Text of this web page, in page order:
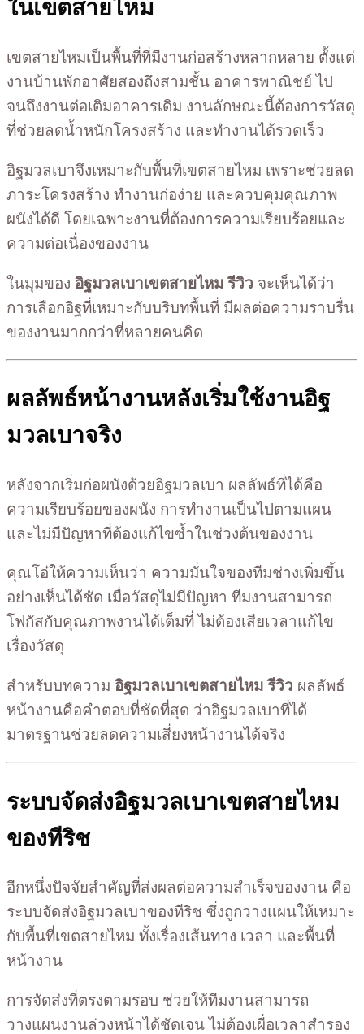
ในเขตสายไหม
เขตสายไหมเป็นพื้นที่ที่มีงานก่อสร้างหลากหลาย ตั้งแต่
งานบ้านพักอาศัยสองถึงสามชั้น อาคารพาณิชย์ ไป
จนถึงงานต่อเติมอาคารเดิม งานลักษณะนี้ต้องการวัสดุ
ที่ช่วยลดน้ำหนักโครงสร้าง และทำงานได้รวดเร็ว
อิฐมวลเบาจึงเหมาะกับพื้นที่เขตสายไหม เพราะช่วยลด
ภาระโครงสร้าง ทำงานก่อง่าย และควบคุมคุณภาพ
ผนังได้ดี โดยเฉพาะงานที่ต้องการความเรียบร้อยและ
ความต่อเนื่องของงาน
ในมุมของ อิฐมวลเบาเขตสายไหม รีวิว จะเห็นได้ว่า
การเลือกอิฐที่เหมาะกับบริบทพื้นที่ มีผลต่อความราบรื่น
ของงานมากกว่าที่หลายคนคิด
ผลลัพธ์หน้างานหลังเริ่มใช้งานอิฐ
มวลเบาจริง
หลังจากเริ่มก่อผนังด้วยอิฐมวลเบา ผลลัพธ์ที่ได้คือ
ความเรียบร้อยของผนัง การทำงานเป็นไปตามแผน
และไม่มีปัญหาที่ต้องแก้ไขซ้ำในช่วงต้นของงาน
คุณโอ๋ให้ความเห็นว่า ความมั่นใจของทีมช่างเพิ่มขึ้น
อย่างเห็นได้ชัด เมื่อวัสดุไม่มีปัญหา ทีมงานสามารถ
โฟกัสกับคุณภาพงานได้เต็มที่ ไม่ต้องเสียเวลาแก้ไข
เรื่องวัสดุ
สำหรับบทความ อิฐมวลเบาเขตสายไหม รีวิว ผลลัพธ์
หน้างานคือคำตอบที่ชัดที่สุด ว่าอิฐมวลเบาที่ได้
มาตรฐานช่วยลดความเสี่ยงหน้างานได้จริง
ระบบจัดส่งอิฐมวลเบาเขตสายไหม
ของทีริช
อีกหนึ่งปัจจัยสำคัญที่ส่งผลต่อความสำเร็จของงาน คือ
ระบบจัดส่งอิฐมวลเบาของทีริช ซึ่งถูกวางแผนให้เหมาะ
กับพื้นที่เขตสายไหม ทั้งเรื่องเส้นทาง เวลา และพื้นที่
หน้างาน
การจัดส่งที่ตรงตามรอบ ช่วยให้ทีมงานสามารถ
วางแผนงานล่วงหน้าได้ชัดเจน ไม่ต้องเผื่อเวลาสำรอง